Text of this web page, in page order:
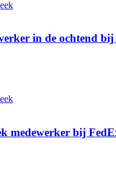
in de ochtend
medewerker bij